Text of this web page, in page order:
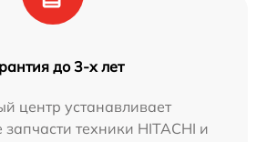
до 3-х лет
центр устанавливает
техники HITACHI и